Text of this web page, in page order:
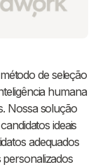
de seleção
humana
Nossa solução
ideais
adequados
personalizados